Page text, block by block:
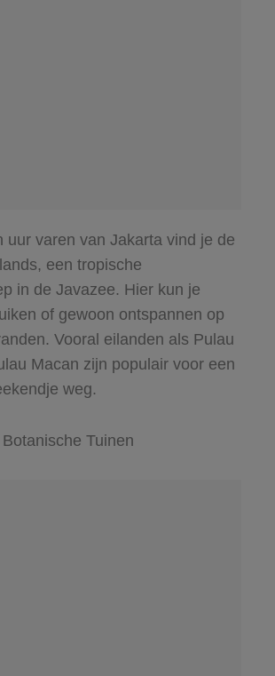
uur varen van Jakarta vind je de
een tropische
in de Javazee. Hier kun je
of gewoon ontspannen op
Vooral eilanden als Pulau
Macan zijn populair voor een
weg.
Tuinen